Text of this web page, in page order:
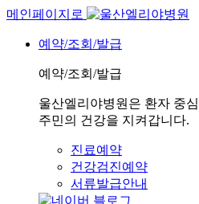
메인페이지로
예약/조회/발급
예약/조회/발급
울산엘리야병원은 환자 중
주민의 건강을 지켜갑니다.
진료예약
건강검진예약
서류발급안내